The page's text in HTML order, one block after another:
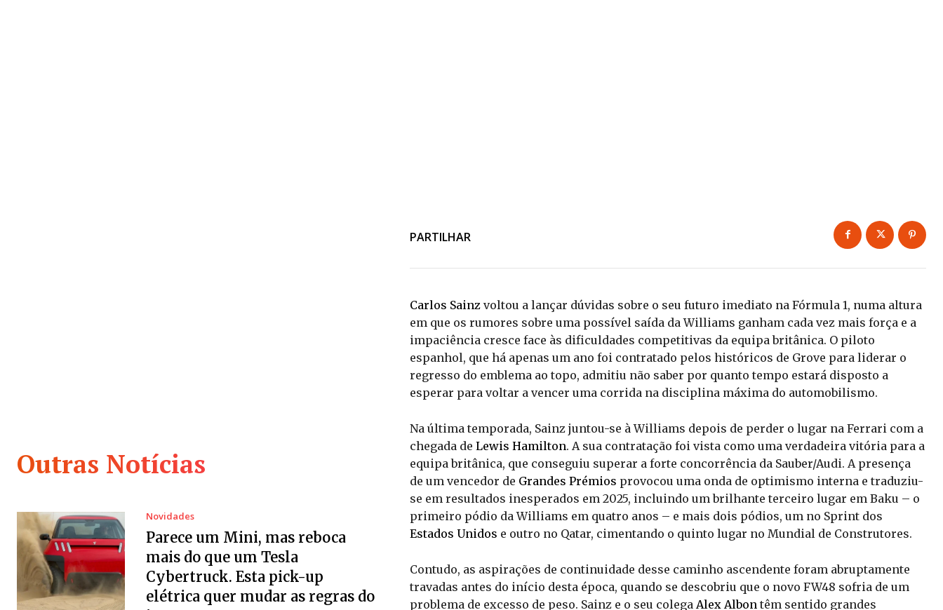
Outras Notícias
Novidades
Parece um Mini, mas reboca
mais do que um Tesla
Cybertruck. Esta pick-up
elétrica quer mudar as regras do
PARTILHAR
Carlos Sainz voltou a lançar dúvidas sobre o seu futuro imediato na Fórmula 1, numa altura
em que os rumores sobre uma possível saída da Williams ganham cada vez mais força e a
impaciência cresce face às dificuldades competitivas da equipa britânica. O piloto
espanhol, que há apenas um ano foi contratado pelos históricos de Grove para liderar o
regresso do emblema ao topo, admitiu não saber por quanto tempo estará disposto a
esperar para voltar a vencer uma corrida na disciplina máxima do automobilismo.
Na última temporada, Sainz juntou-se à Williams depois de perder o lugar na Ferrari com a
chegada de Lewis Hamilton. A sua contratação foi vista como uma verdadeira vitória para a
equipa britânica, que conseguiu superar a forte concorrência da Sauber/Audi. A presença
de um vencedor de Grandes Prémios provocou uma onda de optimismo interna e traduziu-
se em resultados inesperados em 2025, incluindo um brilhante terceiro lugar em Baku – o
primeiro pódio da Williams em quatro anos – e mais dois pódios, um no Sprint dos
Estados Unidos e outro no Qatar, cimentando o quinto lugar no Mundial de Construtores.
Contudo, as aspirações de continuidade desse caminho ascendente foram abruptamente
travadas antes do início desta época, quando se descobriu que o novo FW48 sofria de um
problema de excesso de peso. Sainz e o seu colega Alex Albon têm sentido grandes